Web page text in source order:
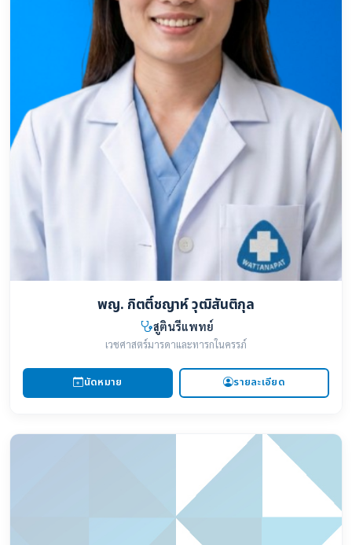
พญ. กิตติ์ชญาห์ วุฒิสันติกุล
สูตินรีแพทย์
เวชศาสตร์มารดาและทารกในครรภ์
นัดหมาย รายละเอียด